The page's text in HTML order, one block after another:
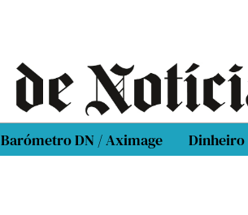
Barómetro DN / Aximage Dinheiro